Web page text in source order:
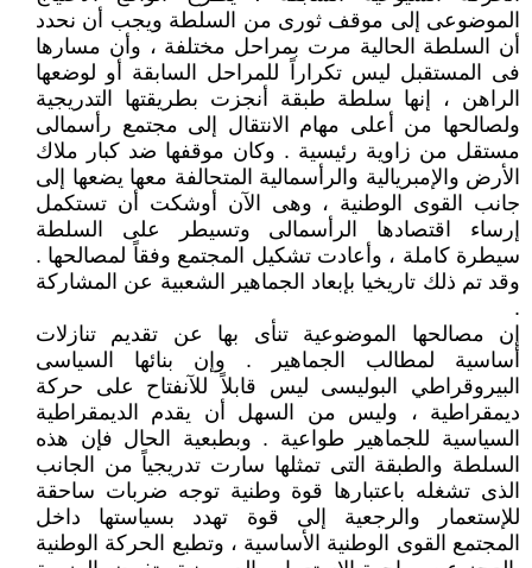
الموضوعى إلى موقف ثورى من السلطة ويجب أن نحدد
أن السلطة الحالية مرت بمراحل مختلفة ، وأن مسارها
فى المستقبل ليس تكراراً للمراحل السابقة أو لوضعها
الراهن ، إنها سلطة طبقة أنجزت بطريقتها التدريجية
ولصالحها من أعلى مهام الانتقال إلى مجتمع رأسمالى
مستقل من زاوية رئيسية . وكان موقفها ضد كبار ملاك
الأرض والإمبريالية والرأسمالية المتحالفة معها يضعها إلى
جانب القوى الوطنية ، وهى الآن أوشكت أن تستكمل
إرساء اقتصادها الرأسمالى وتسيطر على السلطة
سيطرة كاملة ، وأعادت تشكيل المجتمع وفقاً لمصالحها .
وقد تم ذلك تاريخيا بإبعاد الجماهير الشعبية عن المشاركة
.
إن مصالحها الموضوعية تنأى بها عن تقديم تنازلات
أساسية لمطالب الجماهير . وإن بنائها السياسى
البيروقراطي البوليسى ليس قابلاً للآنفتاح على حركة
ديمقراطية ، وليس من السهل أن يقدم الديمقراطية
السياسية للجماهير طواعية . وبطبعية الحال فإن هذه
السلطة والطبقة التى تمثلها سارت تدريجياً من الجانب
الذى تشغله باعتبارها قوة وطنية توجه ضربات ساحقة
للإستعمار والرجعية إلى قوة تهدد بسياستها داخل
المجتمع القوى الوطنية الأساسية ، وتطبع الحركة الوطنية